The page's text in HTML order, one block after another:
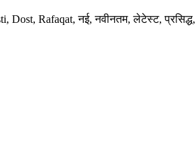
Rafaqat, नई, नवीनतम, लेटेस्ट, प्रसिद्ध,